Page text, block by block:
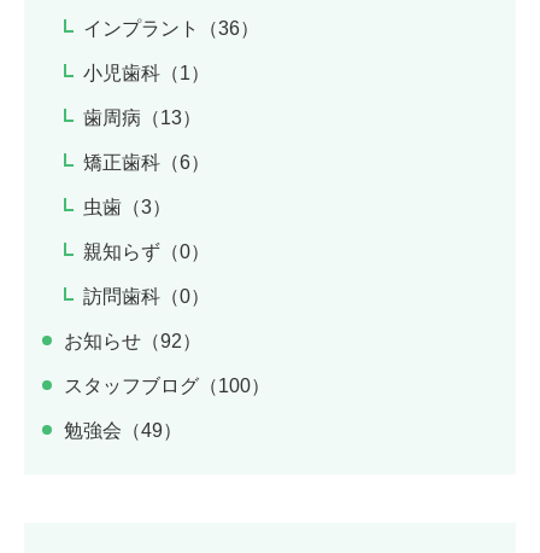
インプラント（36）
小児歯科（1）
歯周病（13）
矯正歯科（6）
虫歯（3）
親知らず（0）
訪問歯科（0）
お知らせ（92）
スタッフブログ（100）
勉強会（49）